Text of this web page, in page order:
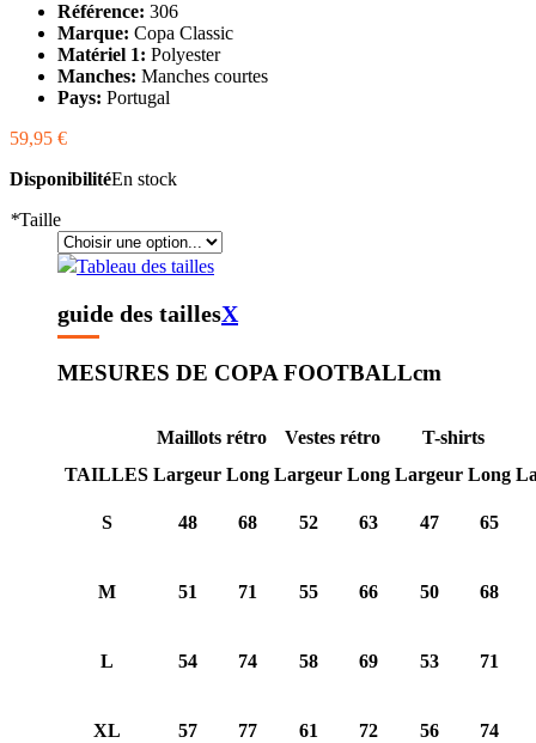
Référence: 306
Marque: Copa Classic
Matériel 1: Polyester
Manches: Manches courtes
Pays: Portugal
59,95 €
DisponibilitéEn stock
*Taille
Tableau des tailles
guide des taillesX
MESURES DE COPA FOOTBALLcm
Maillots rétro Vestes rétro
T-shirts
TAILLES Largeur Long Largeur Long Largeur Long
S 48 68 52 63 47 65
M 51 71 55 66 50 68
L 54 74 58 69 53 71
XL 57 77 61 72 56 74